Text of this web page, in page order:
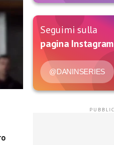
Seguimi sulla
pagina Instagram
@DANINSERIES